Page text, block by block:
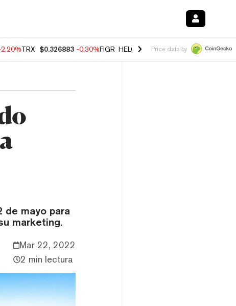
TRX $0.326883 -0.30%FIGR_HELOC $1.02 -1.50% HYPE $56.02
Price data by
de mayo para
marketing.
Mar 22, 2022
2 min lectura